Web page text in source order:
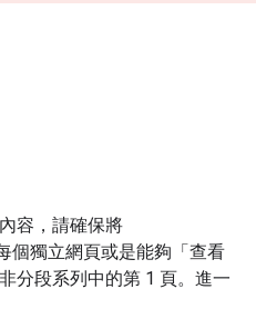
容，請確保將
個獨立網頁或是能夠「查看
分段系列中的第 1 頁。進一